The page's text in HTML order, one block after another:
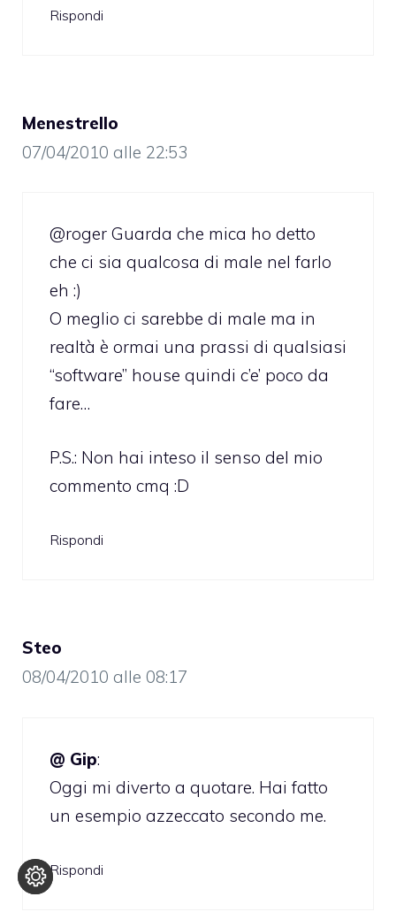
Rispondi
Menestrello
07/04/2010 alle 22:53
@roger Guarda che mica ho detto
che ci sia qualcosa di male nel farlo
eh :)
O meglio ci sarebbe di male ma in
realtà è ormai una prassi di qualsiasi
“software” house quindi c’e’ poco da
fare…
P.S.: Non hai inteso il senso del mio
commento cmq :D
Rispondi
Steo
08/04/2010 alle 08:17
@ Gip:
Oggi mi diverto a quotare. Hai fatto
un esempio azzeccato secondo me.
Rispondi